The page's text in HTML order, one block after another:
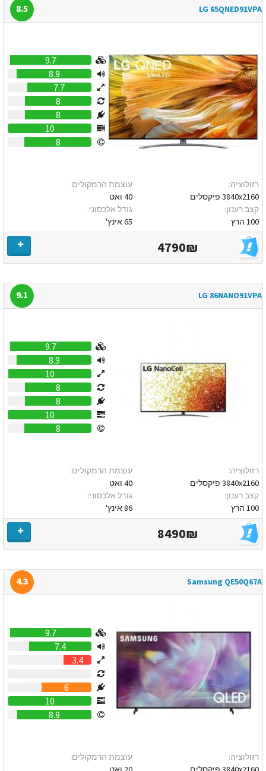
LG 65QNED91VPA
8.5
9.7
8.9
7.7
8
8
10
8
רזולוציה:
3840x2160 פיקסלים
קצב רענון:
100 הרץ
עוצמת הרמקולים:
40 ואט
גודל אלכסוני:
65 אינץ'
4790₪
LG 86NANO91VPA
9.1
9.7
8.9
10
8
8
10
8
רזולוציה:
3840x2160 פיקסלים
קצב רענון:
100 הרץ
עוצמת הרמקולים:
40 ואט
גודל אלכסוני:
86 אינץ'
8490₪
Samsung QE50Q67A
4.3
9.7
7.4
3.4
6
10
8.9
רזולוציה:
עוצמת הרמקולים: